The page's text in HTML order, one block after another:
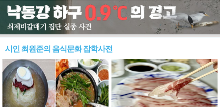
시인 최원준의 음식문화 잡학사전